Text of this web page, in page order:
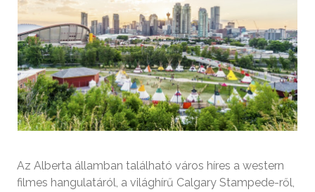
Az Alberta államban található város híres a western
filmes hangulatáról, a világhírű Calgary Stampede-ről,